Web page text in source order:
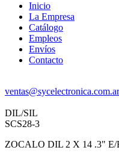
Inicio
La Empresa
Catálogo
Empleos
Envíos
Contacto
ventas@sycelectronica.com.ar
DIL/SIL
SCS28-3
ZOCALO DIL 2 X 14 .3" E/